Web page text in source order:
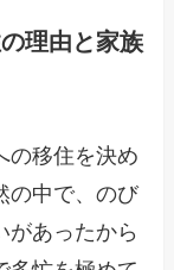
理由と家族
の移住を決め
の中で、のび
があったから